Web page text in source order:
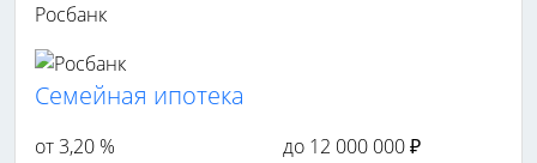
Росбанк
Семейная ипотека
от 3,20 % до 12 000 000 ₽